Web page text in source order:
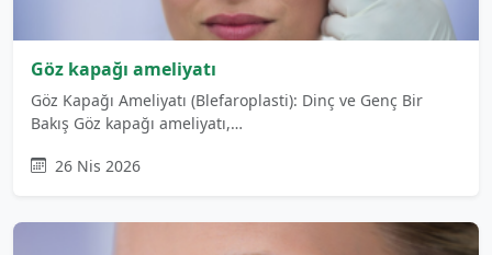
Göz kapağı ameliyatı
Göz Kapağı Ameliyatı (Blefaroplasti): Dinç ve Genç Bir
Bakış Göz kapağı ameliyatı,…
26 Nis 2026